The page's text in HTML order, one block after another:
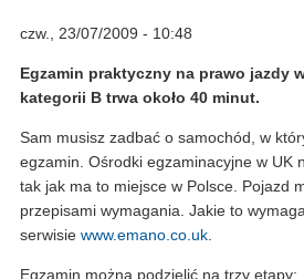
czw., 23/07/2009 - 10:48
Egzamin praktyczny na prawo jazdy
kategorii B trwa około 40 minut.
Sam musisz zadbać o samochód, w
egzamin. Ośrodki egzaminacyjne w UK
tak jak ma to miejsce w Polsce. Pojazd
przepisami wymagania. Jakie to
serwisie www.emano.co.uk
Egzamin można podzielić na trzy etapy: